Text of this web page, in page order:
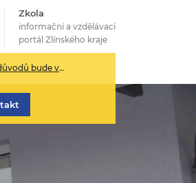
Zkola
informační a vzdělávací
portál Zlínského kraje
sekretariát školy uzavřen.